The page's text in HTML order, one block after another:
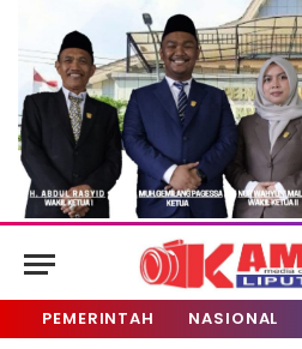
PEMERINTAH NASIONAL